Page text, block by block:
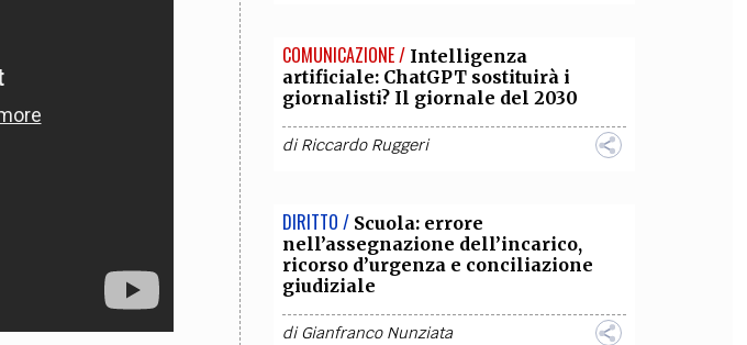
COMUNICAZIONE / Intelligenza
artificiale: ChatGPT sostituirà i
giornalisti? Il giornale del 2030
diRiccardo Ruggeri
DIRITTO / Scuola: errore
nell’assegnazione dell’incarico,
ricorso d’urgenza e conciliazione
giudiziale
diGianfranco Nunziata